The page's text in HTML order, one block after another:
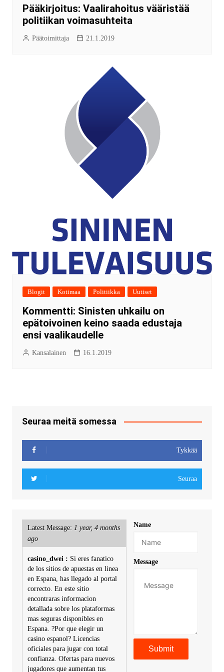
Pääkirjoitus: Vaalirahoitus vääristää
politiikan voimasuhteita
Päätoimittaja 21.1.2019
Blogit Kotimaa Politiikka Uutiset
Kommentti: Sinisten uhkailu on
epätoivoinen keino saada edustaja
ensi vaalikaudelle
Kansalainen 16.1.2019
Seuraa meitä somessa
Tykkää
Seuraa
Latest Message: 1 year, 4 months
ago
casino_dwei : Si eres fanatico
de los sitios de apuestas en linea
en Espana, has llegado al portal
correcto. En este sitio
encontraras informacion
detallada sobre los plataformas
mas seguras disponibles en
Espana. ?Por que elegir un
casino espanol? Licencias
oficiales para jugar con total
confianza. Ofertas para nuevos
jugadores que aumentan tus
Name
Message